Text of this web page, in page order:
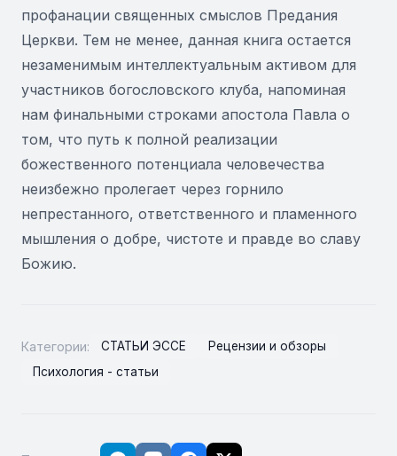
профанации священных смыслов Предания
Церкви. Тем не менее, данная книга остается
незаменимым интеллектуальным активом для
участников богословского клуба, напоминая
нам финальными строками апостола Павла о
том, что путь к полной реализации
божественного потенциала человечества
неизбежно пролегает через горнило
непрестанного, ответственного и пламенного
мышления о добре, чистоте и правде во славу
Божию.
Категории: СТАТЬИ ЭССЕ
Рецензии и обзоры
Психология - статьи